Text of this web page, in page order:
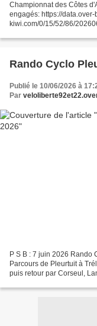
Championnat des Côtes
engagés: https://data.over-
kiwi.com/0/15/52/86/
Championnat...
Rando Cyclo
Publié le 10/06/2026 à
Par
P S B : 7 juin 2026 Rando
Parcours de Pleurtuit à
puis retour par Corseul,